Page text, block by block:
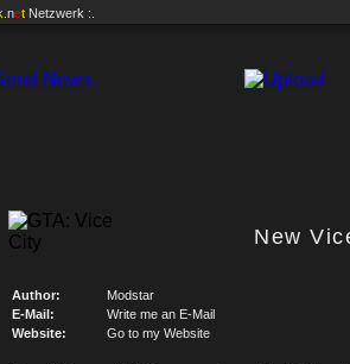
.net Netzwerk :.
New
Author:
Modstar
E-Mail:
Write me an E-Mail
Website:
Go to my Website